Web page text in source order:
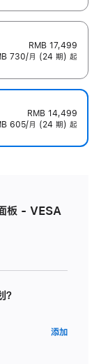
RMB 17,499
730/月 (24 期) 起
RMB 14,499
605/月 (24 期) 起
板 - VESA
添加